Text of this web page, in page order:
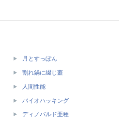
月とすっぽん
割れ鍋に綴じ蓋
人間性能
バイオハッキング
ディノバルド亜種